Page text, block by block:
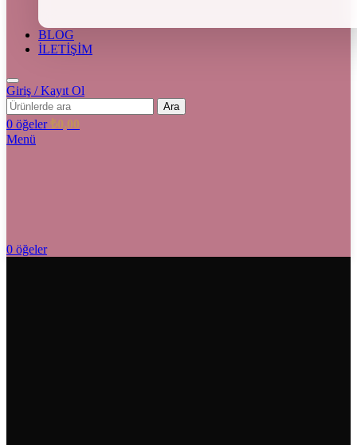
BLOG
İLETİŞİM
Giriş / Kayıt Ol
Ara
0 öğeler ₺0,00
Menü
0 öğeler